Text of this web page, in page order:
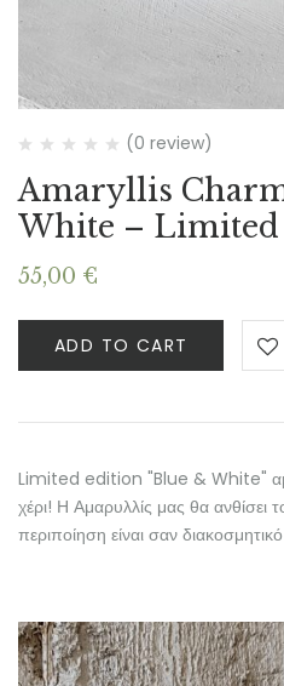
(0 review)
Amaryllis
White – Limited
55,00 €
ADD TO CART
Limited edition "Blue & White"
χέρι! Η Αμαρυλλίς μας θα ανθίσει
περιποίηση είναι σαν